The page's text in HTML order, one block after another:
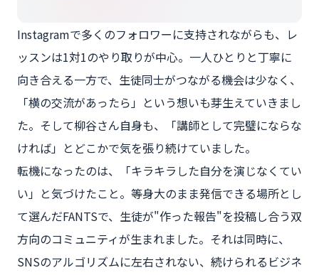
Instagramで多くのフォロワーに支持されながらも、レ
ッスンは1対1のやり取りが中心。一人ひとりと丁寧に
向き合える一方で、生徒同士がつながる機会は少なく、
「横の交流があったら」という想いも芽生えていきまし
た。そして柳谷さん自身も、「講師として完璧にならな
ければ」とどこかで気を張り続けていました。
転機になったのは、「キラキラした自分を演じなくてい
い」と気づけたこと。等身大のまま発信できる場所とし
て選んだFANTSで、生徒が"作った報告"を投稿し合う双
方向のコミュニティが生まれました。それは同時に、
SNSのアルゴリズムに左右されない、続けられるビジネ